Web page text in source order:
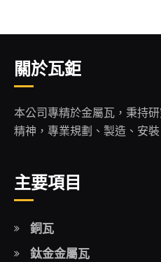
關於瓦鉅
本公司專精於金屬瓦，秉持
精神，專業規劃、製造、安
主要項目
銅瓦
鈦金金屬瓦